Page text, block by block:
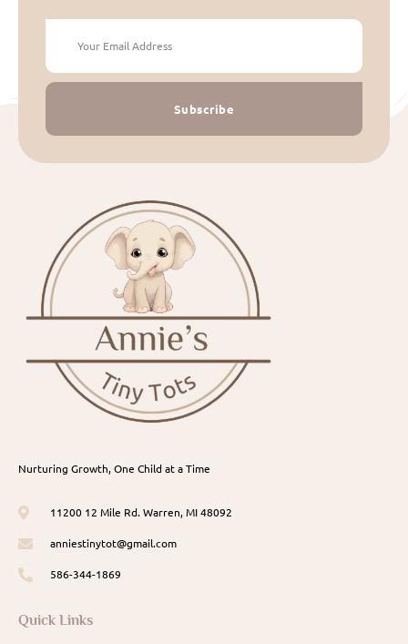
Subscribe
Nurturing Growth, One Child at a Time
11200 12 Mile Rd. Warren, MI 48092
anniestinytot@gmail.com
586-344-1869
Quick Links